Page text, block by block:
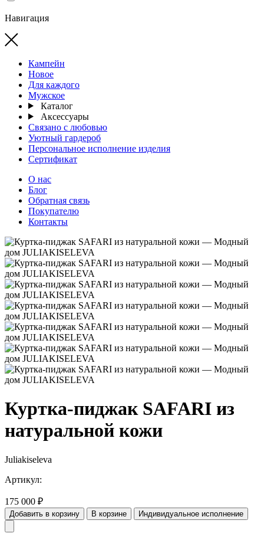
Навигация
Кампейн
Новое
Для каждого
Мужское
Каталог
Аксессуары
Связано с любовью
Уютный гардероб
Персональное исполнение изделия
Сертификат
О нас
Блог
Обратная связь
Покупателю
Контакты
Куртка-пиджак SAFARI из
натуральной кожи
Juliakiseleva
Артикул:
175 000 ₽
Добавить в корзину В корзине Индивидуальное исполнение